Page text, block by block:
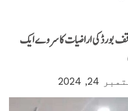
بورڈ کی اراضیات کا سروے ایک
24, 2024